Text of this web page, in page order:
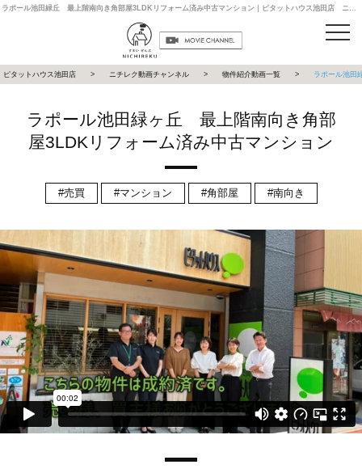
ラポール池田緑丘 最上階南向き角部屋3LDKリフォーム済み中古マンション｜ピタットハウス池田店 ニチレク動画チャンネル
ピタットハウス池田店 ニチレク動画チャンネル 物件紹介動画一覧 ラポール池田
ラポール池田緑ヶ丘 最上階南向き角部
屋3LDKリフォーム済み中古マンション
売買 マンション 角部屋 南向き